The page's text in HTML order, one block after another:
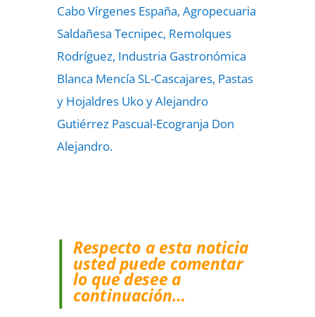
Cabo Vírgenes España, Agropecuaria
Saldañesa Tecnipec, Remolques
Rodríguez, Industria Gastronómica
Blanca Mencía SL-Cascajares, Pastas
y Hojaldres Uko y Alejandro
Gutiérrez Pascual-Ecogranja Don
Alejandro.
Respecto a esta noticia
usted puede comentar
lo que desee a
continuación…